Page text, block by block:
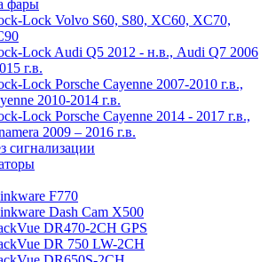
фары
Lock Volvo S60, S80, XC60, XC70,
Lock Audi Q5 2012 - н.в., Audi Q7 2006
г.в.
Lock Porsche Cayenne 2007-2010 г.в.,
2010-2014 г.в.
Lock Porsche Cayenne 2014 - 2017 г.в.,
2009 – 2016 г.в.
сигнализации
F770
Dash Cam X500
DR470-2CH GPS
DR 750 LW-2CH